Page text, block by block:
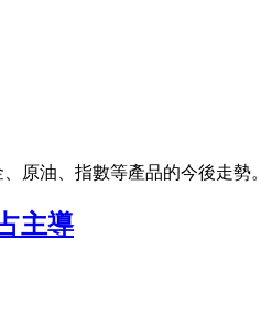
原油、指數等產品的今後走勢。
主導